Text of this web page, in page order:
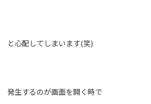
と心配してしまいます(笑)
発生するのが画面を開く時で